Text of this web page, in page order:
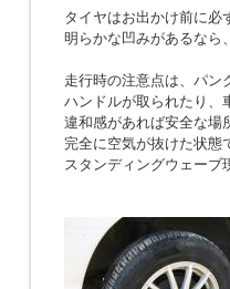
タイヤはお出かけ前に必
明らかな凹みがあるなら
走行時の注意点は、パン
ハンドルが取られたり、
違和感があれば安全な場
完全に空気が抜けた状態
スタンディングウェーブ